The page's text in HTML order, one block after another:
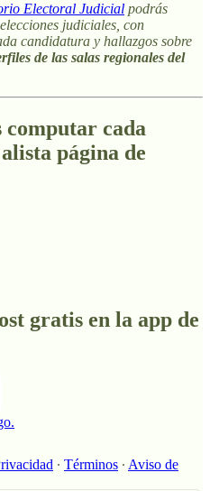
Electoral Judicial podrás
judiciales, con
candidatura y hallazgos sobre
de las salas regionales del
computar cada
página de
gratis en la app de
∙ Términos ∙ Aviso de